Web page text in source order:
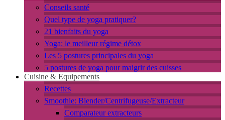
Conseils santé
Quel type de yoga pratiquer?
21 bienfaits du yoga
Yoga: le meilleur régime détox
Les 5 postures principales du yoga
5 postures de yoga pour maigrir des cuisses
Cuisine & Equipements
Recettes
Smoothie: Blender/Centrifugeuse/Extracteur
Comparateur extracteurs